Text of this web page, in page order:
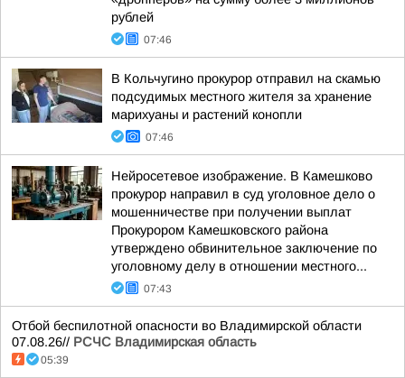
рублей
07:46
В Кольчугино прокурор отправил на скамью
подсудимых местного жителя за хранение
марихуаны и растений конопли
07:46
Нейросетевое изображение. В Камешково
прокурор направил в суд уголовное дело о
мошенничестве при получении выплат
Прокурором Камешковского района
утверждено обвинительное заключение по
уголовному делу в отношении местного...
07:43
Отбой беспилотной опасности во Владимирской области
07.08.26// РСЧС Владимирская область
05:39